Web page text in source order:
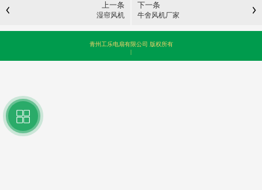
上一条
湿帘风机
下一条
牛舍风机厂家
青州工乐电扇有限公司 版权所有
|